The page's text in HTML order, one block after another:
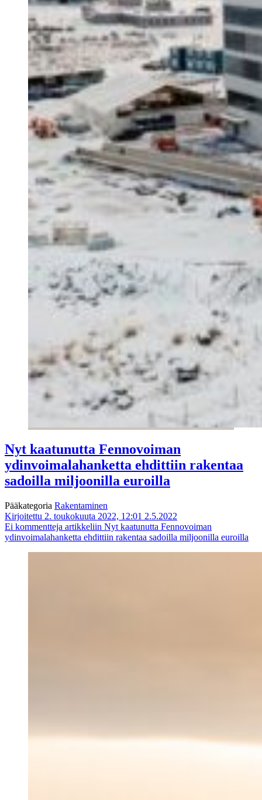
Nyt kaatunutta Fennovoiman
ydinvoimalahanketta ehdittiin rakentaa
sadoilla miljoonilla euroilla
Pääkategoria Rakentaminen
Kirjoitettu 2. toukokuuta 2022, 12:01 2.5.2022
Ei kommentteja artikkeliin Nyt kaatunutta Fennovoiman
ydinvoimalahanketta ehdittiin rakentaa sadoilla miljoonilla euroilla